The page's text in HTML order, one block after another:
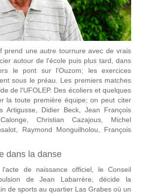
prend une autre tournure avec de vrais
autour de l'école puis plus tard, dans
le pont sur l'Ouzom; les exercices
sous le préau. Les premiers matches
de l'UFOLEP. Des écoliers et quelques
la toute première équipe; on peut citer
Artigusse, Didier Beck, Jean François
Christian Cazajous, Michel
Raymond Monguilholou, François
dans la danse
de naissance officiel, le Conseil
de Jean Labarrère, décide la
de sports au quartier Las Grabes où un